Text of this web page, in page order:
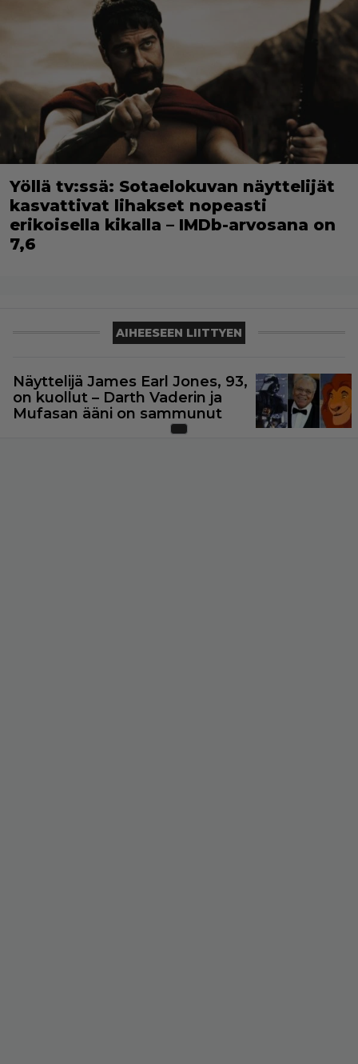
Yöllä tv:ssä: Sotaelokuvan näyttelijät
kasvattivat lihakset nopeasti
erikoisella kikalla – IMDb-arvosana on
7,6
AIHEESEEN LIITTYEN
Näyttelijä James Earl Jones, 93,
on kuollut – Darth Vaderin ja
Mufasan ääni on sammunut